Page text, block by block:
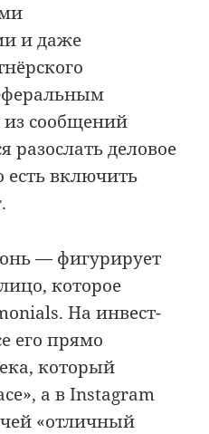
и даже
сообщений
разослать деловое
есть включить
— фигурирует
которое
На инвест-
его прямо
который
а в Instagram
«отличный